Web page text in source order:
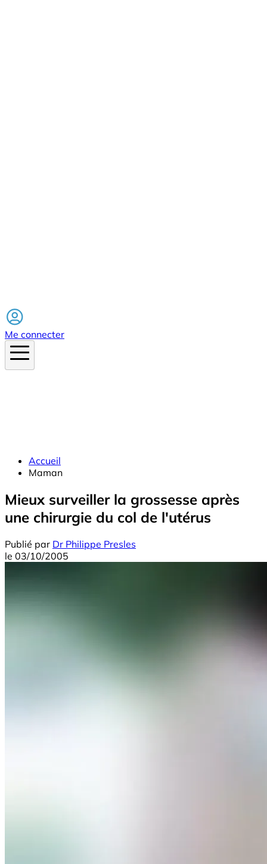
Me connecter
Accueil
Maman
Mieux surveiller la grossesse après
une chirurgie du col de l'utérus
Publié par Dr Philippe Presles
le 03/10/2005